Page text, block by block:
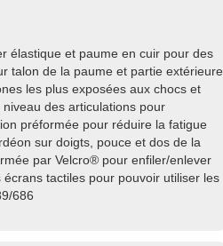
élastique et paume en cuir pour des
talon de la paume et partie extérieure
les plus exposées aux chocs et
des articulations pour
préformée pour réduire la fatigue
sur doigts, pouce et dos de la
par Velcro® pour enfiler/enlever
tactiles pour pouvoir utiliser les
686